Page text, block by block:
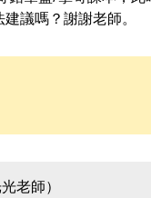
議嗎？謝謝老師。
老師）